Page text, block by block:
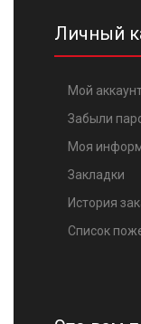
Личный
Мой
Забыли
Моя
Закладки
История
Список